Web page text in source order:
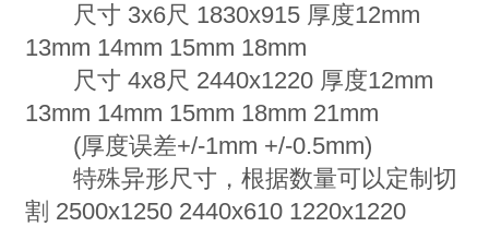
尺寸 3x6尺 1830x915 厚度12mm
13mm 14mm 15mm 18mm
尺寸 4x8尺 2440x1220 厚度12mm
13mm 14mm 15mm 18mm 21mm
(厚度误差+/-1mm +/-0.5mm)
特殊异形尺寸，根据数量可以定制切
割 2500x1250 2440x610 1220x1220